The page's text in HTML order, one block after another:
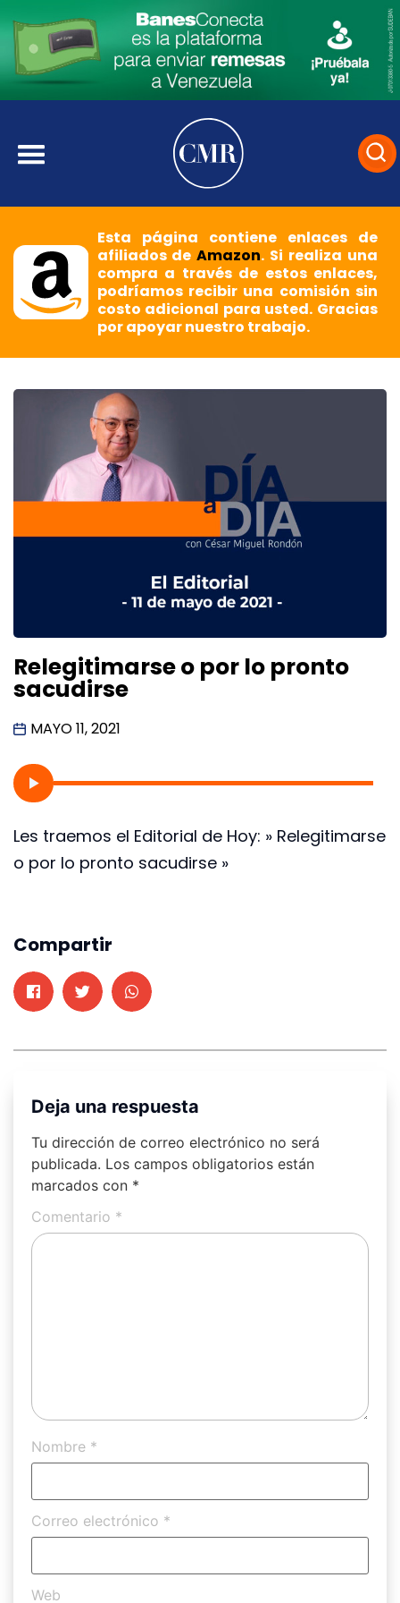
Esta página contiene enlaces de
afiliados deAmazon. Si realiza una
compra a través de estos enlaces,
podríamos recibir una comisión sin
costo adicional para usted. Gracias
por apoyar nuestro trabajo.
Relegitimarse o por lo pronto
sacudirse
MAYO 11, 2021
Les traemos el Editorial de Hoy: » Relegitimarse
o por lo pronto sacudirse »
Compartir
Deja una respuesta
Tu dirección de correo electrónico no será
publicada. Los campos obligatorios están
marcados con *
Comentario *
Nombre *
Correo electrónico *
Web